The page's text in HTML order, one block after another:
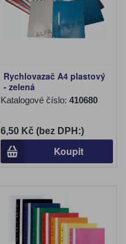
Rychlovazač A4 plastový
- zelená
Katalogové číslo: 410680
6,50 Kč (bez DPH:)
Koupit